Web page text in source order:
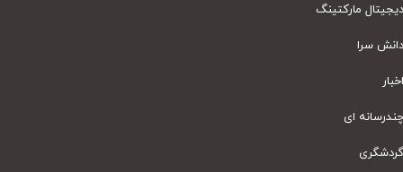
مارکتینگ
سرا
ای